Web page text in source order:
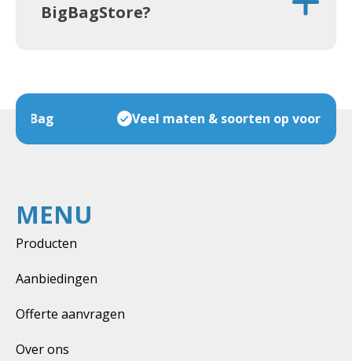
BigBagStore?
Veel maten & soorten op voorraad
MENU
Producten
Aanbiedingen
Offerte aanvragen
Over ons